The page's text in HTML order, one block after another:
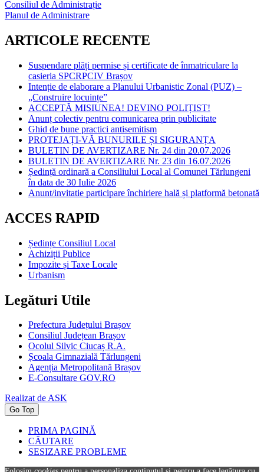
Consiliul de Administrație
Planul de Administrare
ARTICOLE RECENTE
Suspendare plăți permise și certificate de înmatriculare la
casieria SPCRPCIV Brașov
Intenție de elaborare a Planului Urbanistic Zonal (PUZ) –
„Construire locuințe”
ACCEPTĂ MISIUNEA! DEVINO POLIȚIST!
Anunț colectiv pentru comunicarea prin publicitate
Ghid de bune practici antisemitism
PROTEJAȚI-VĂ BUNURILE ȘI SIGURANȚA
BULETIN DE AVERTIZARE Nr. 24 din 20.07.2026
BULETIN DE AVERTIZARE Nr. 23 din 16.07.2026
Ședință ordinară a Consiliului Local al Comunei Tărlungeni
în data de 30 Iulie 2026
Anunt/invitatie participare închiriere hală și platformă betonată
ACCES RAPID
Ședințe Consiliul Local
Achiziții Publice
Impozite și Taxe Locale
Urbanism
Legături Utile
Prefectura Județului Brașov
Consiliul Județean Brașov
Ocolul Silvic Ciucaș R.A.
Școala Gimnazială Tărlungeni
Agenția Metropolitană Brașov
E-Consultare GOV.RO
Realizat de ASK
Go Top
PRIMA PAGINĂ
CĂUTARE
SESIZARE PROBLEME